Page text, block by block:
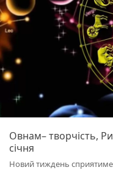
Овнам– творчість,
січня
Новий тиждень сприятиме